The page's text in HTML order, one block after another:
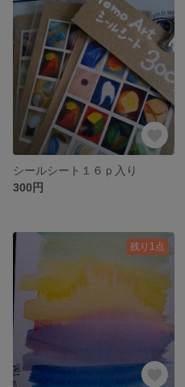
シールシート１６ｐ入り
300円
残り1点